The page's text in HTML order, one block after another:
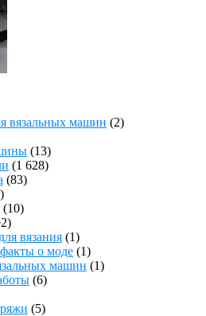
вязальных машин (2)
(13)
(1 628)
(83)
(10)
вязания (1)
о моде (1)
машин (1)
(6)
(5)